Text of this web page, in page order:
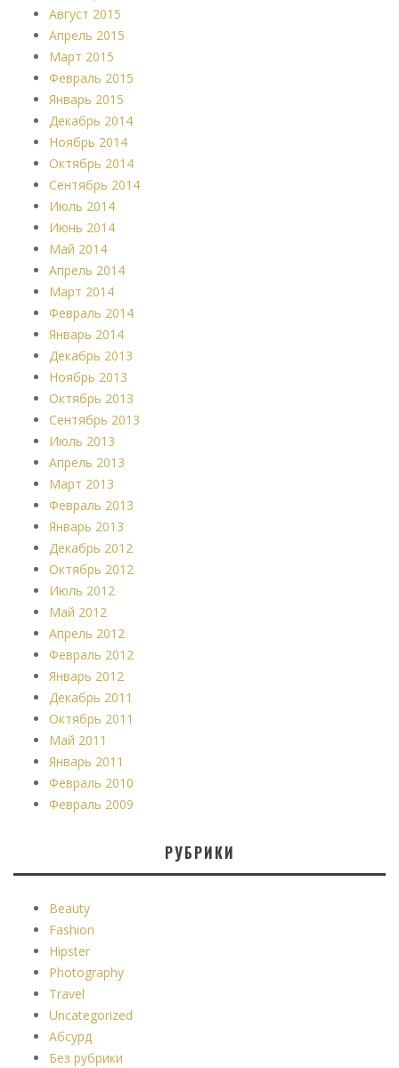
Август 2015
Апрель 2015
Март 2015
Февраль 2015
Январь 2015
Декабрь 2014
Ноябрь 2014
Октябрь 2014
Сентябрь 2014
Июль 2014
Июнь 2014
Май 2014
Апрель 2014
Март 2014
Февраль 2014
Январь 2014
Декабрь 2013
Ноябрь 2013
Октябрь 2013
Сентябрь 2013
Июль 2013
Апрель 2013
Март 2013
Февраль 2013
Январь 2013
Декабрь 2012
Октябрь 2012
Июль 2012
Май 2012
Апрель 2012
Февраль 2012
Январь 2012
Декабрь 2011
Октябрь 2011
Май 2011
Январь 2011
Февраль 2010
Февраль 2009
РУБРИКИ
Beauty
Fashion
Hipster
Photography
Travel
Uncategorized
Абсурд
Без рубрики